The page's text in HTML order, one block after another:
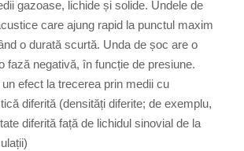
gazoase, lichide și solide. Undele de
care ajung rapid la punctul maxim
o durată scurtă. Unda de șoc are o
fază negativă, în funcție de presiune.
efect la trecerea prin medii cu
diferită (densități diferite; de exemplu,
diferită față de lichidul sinovial de la